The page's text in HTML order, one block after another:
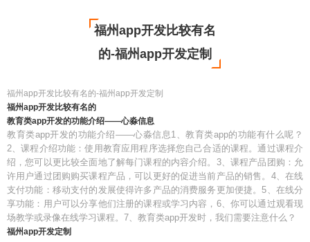
福州app开发比较有名
的-福州app开发定制
福州app开发比较有名的-福州app开发定制
福州app开发比较有名的
教育类app开发的功能介绍——心淼信息
教育类app开发的功能介绍——心淼信息1、教育类app的功能有什么呢？
2、课程介绍功能：使用教育应用程序选择您自己合适的课程。通过课程介
绍，您可以更比较全面地了解每门课程的内容介绍。3、课程产品团购：允
许用户通过团购购买课程产品，可以更好的促进当前产品的销售。4、在线
支付功能：移动支付的发展使得许多产品的消费服务更加便捷。5、在线分
享功能：用户可以分享他们注册的课程或学习内容，6、你可以通过观看现
场教学或录像在线学习课程。7、教育类app开发时，我们需要注意什么？
福州app开发定制